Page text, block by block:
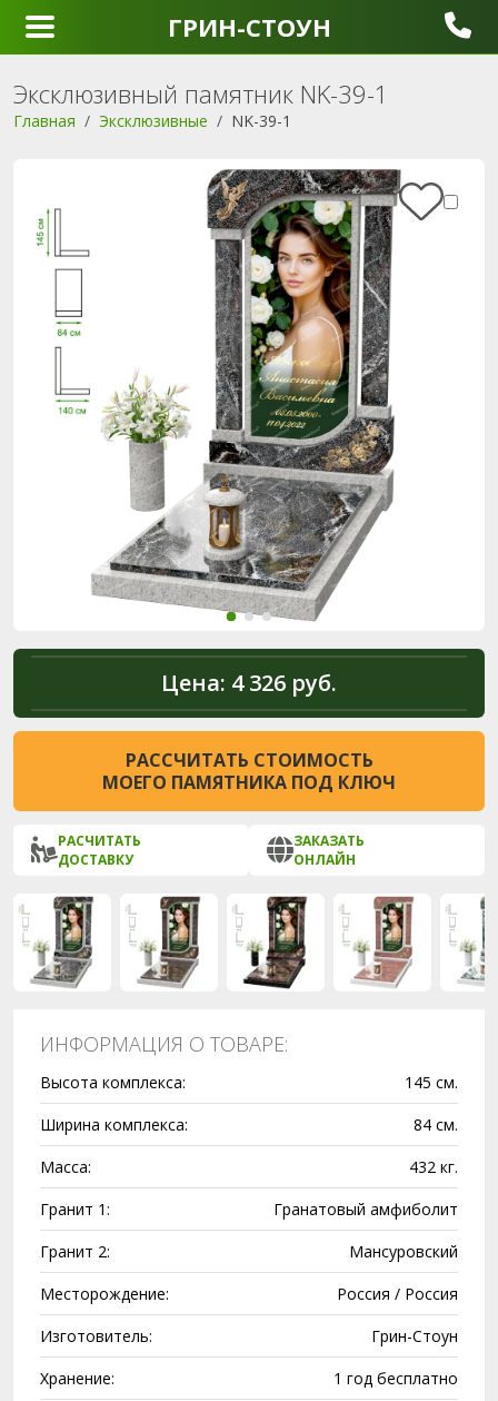
ГРИН-СТОУН
Эксклюзивный памятник NK-39-1
Главная Эксклюзивные NK-39-1
Цена: 4 326 руб.
РАССЧИТАТЬ СТОИМОСТЬ
МОЕГО ПАМЯТНИКА ПОД КЛЮЧ
РАСЧИТАТЬ
ДОСТАВКУ
ЗАКАЗАТЬ
ОНЛАЙН
ИНФОРМАЦИЯ О ТОВАРЕ:
Высота комплекса:
145 см.
Ширина комплекса:
84 см.
Масса:
432 кг.
Гранит 1:
Гранатовый амфиболит
Гранит 2:
Мансуровский
Месторождение:
Россия / Россия
Изготовитель:
Грин-Стоун
Хранение:
1 год бесплатно